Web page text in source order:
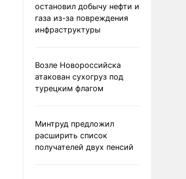
остановил добычу нефти и
газа из-за повреждения
инфраструктуры
Возле Новороссийска
атакован сухогруз под
турецким флагом
Минтруд предложил
расширить список
получателей двух пенсий